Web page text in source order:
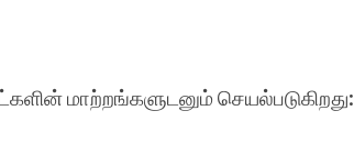
மாற்றங்களுடனும் செயல்படுகிறது: